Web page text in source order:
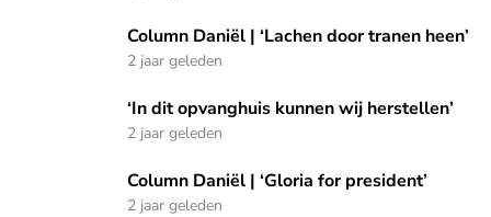
Column Daniël | ‘Lachen door tranen heen’
Column Daniël | ‘Lachen door tranen heen’
2 jaar geleden
‘In dit opvanghuis kunnen wij herstellen’
‘In dit opvanghuis kunnen wij herstellen’
2 jaar geleden
Column Daniël | ‘Gloria for president’
Column Daniël | ‘Gloria for president’
2 jaar geleden